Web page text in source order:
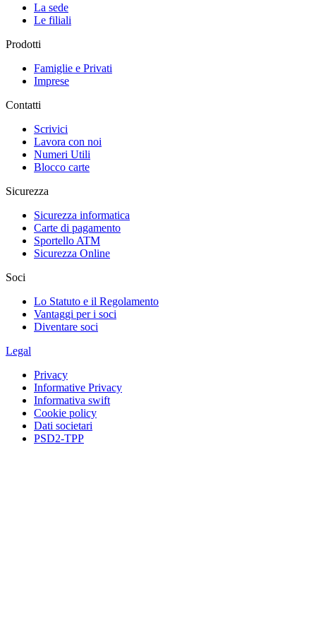
La sede
Le filiali
Prodotti
Famiglie e Privati
Imprese
Contatti
Scrivici
Lavora con noi
Numeri Utili
Blocco carte
Sicurezza
Sicurezza informatica
Carte di pagamento
Sportello ATM
Sicurezza Online
Soci
Lo Statuto e il Regolamento
Vantaggi per i soci
Diventare soci
Legal
Privacy
Informative Privacy
Informativa swift
Cookie policy
Dati societari
PSD2-TPP